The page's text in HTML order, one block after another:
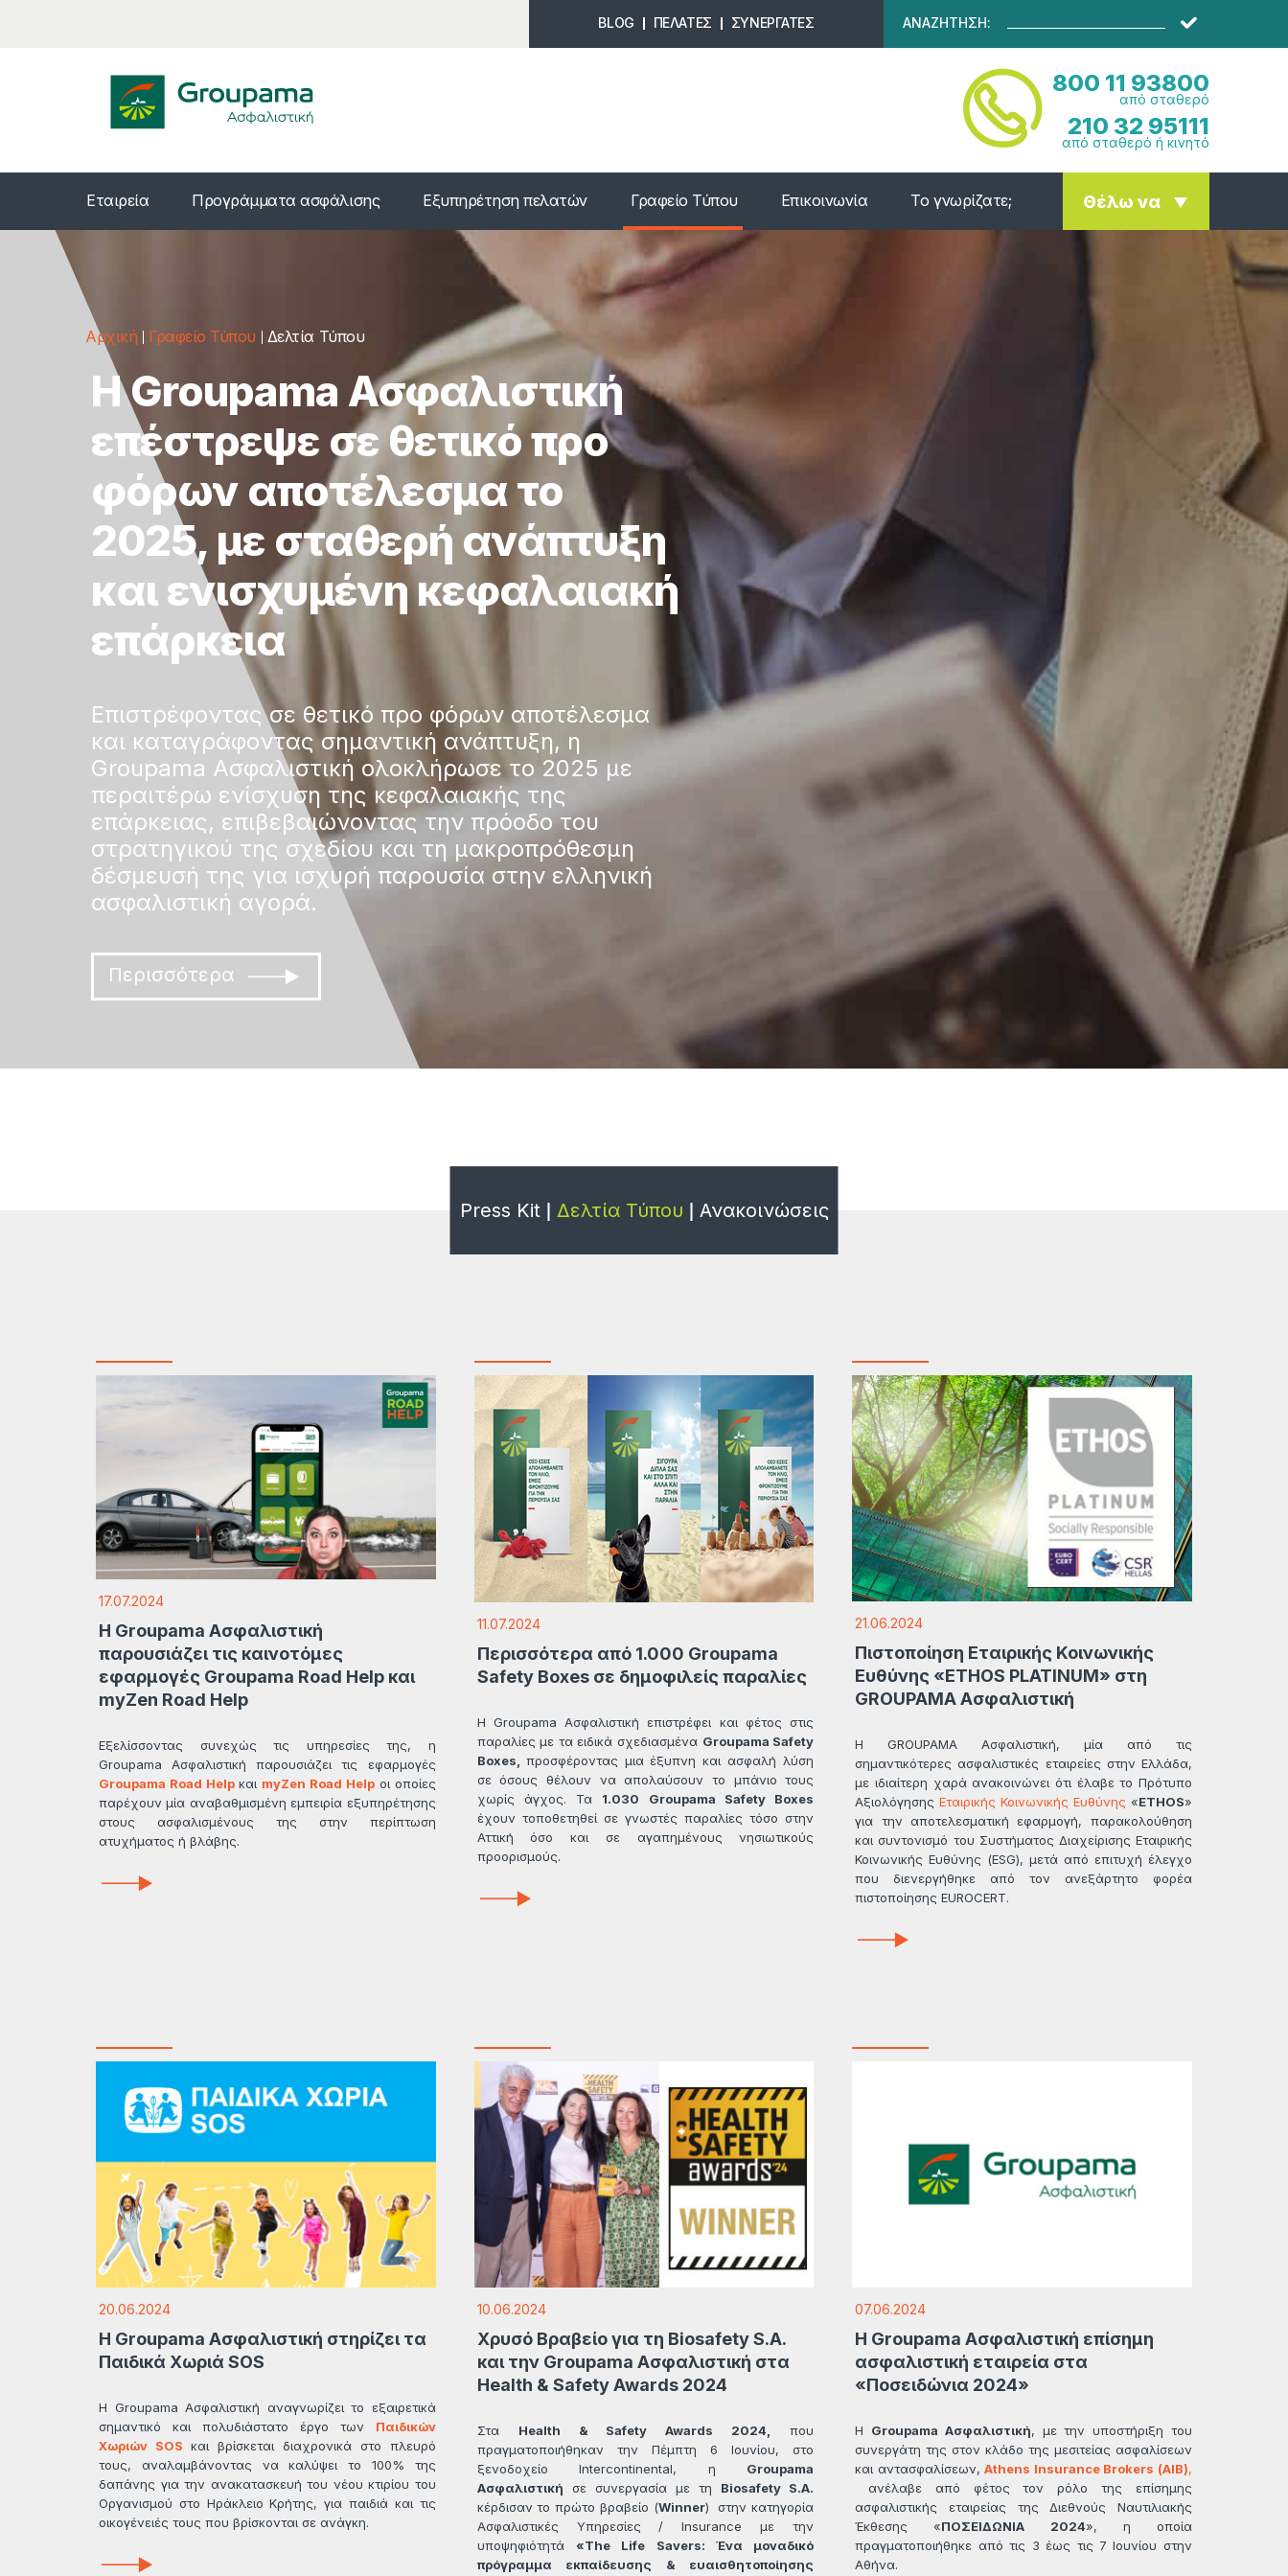
BLOG ΠΕΛΑΤΕΣ ΣΥΝΕΡΓΑΤΕΣ ΑΝΑΖΗΤΗΣΗ:
800 11 93800
από σταθερό
210 32 95111
από σταθερό ή κινητό
Εταιρεία Προγράμματα ασφάλισης Εξυπηρέτηση πελατών Γραφείο Τύπου Επικοινωνία Το γνωρίζατε; Θέλω να
Αρχική Γραφείο Τύπου Δελτία Τύπου
Η Groupama Ασφαλιστική
επέστρεψε σε θετικό προ
φόρων αποτέλεσμα το
2025, με σταθερή ανάπτυξη
και ενισχυμένη κεφαλαιακή
επάρκεια
Επιστρέφοντας σε θετικό προ φόρων αποτέλεσμα
και καταγράφοντας σημαντική ανάπτυξη, η
Groupama Ασφαλιστική ολοκλήρωσε το 2025 με
περαιτέρω ενίσχυση της κεφαλαιακής της
επάρκειας, επιβεβαιώνοντας την πρόοδο του
στρατηγικού της σχεδίου και τη μακροπρόθεσμη
δέσμευσή της για ισχυρή παρουσία στην ελληνική
ασφαλιστική αγορά.
Περισσότερα
Press Kit Δελτία Τύπου Ανακοινώσεις
17.07.2024
Η Groupama Ασφαλιστική
παρουσιάζει τις καινοτόμες
εφαρμογές Groupama Road Help και
myZen Road Help
Εξελίσσοντας συνεχώς τις υπηρεσίες της, η
Groupama Ασφαλιστική παρουσιάζει τις εφαρμογές
Groupama Road Helpκαι myZen Road Ηelpοι οποίες
παρέχουν μία αναβαθμισμένη εμπειρία εξυπηρέτησης
στους ασφαλισμένους της στην περίπτωση
ατυχήματος ή βλάβης.
11.07.2024
Περισσότερα από 1.000 Groupama
Safety Boxes σε δημοφιλείς παραλίες
H Groupama Ασφαλιστική επιστρέφει και φέτος στις
παραλίες με τα ειδικά σχεδιασμένα Groupama Safety
Boxes, προσφέροντας μια έξυπνη και ασφαλή λύση
σε όσους θέλουν να απολαύσουν το μπάνιο τους
χωρίς άγχος. Τα 1.030 Groupama Safety Boxes
έχουν τοποθετηθεί σε γνωστές παραλίες τόσο στην
Αττική όσο και σε αγαπημένους νησιωτικούς
προορισμούς.
21.06.2024
Πιστοποίηση Εταιρικής Κοινωνικής
Ευθύνης «ETHOS PLATINUM» στη
GROUPAMA Ασφαλιστική
Η GROUPAMA Ασφαλιστική, μία από τις
σημαντικότερες ασφαλιστικές εταιρείες στην Ελλάδα,
με ιδιαίτερη χαρά ανακοινώνει ότι έλαβε τo Πρότυπο
ΑξιολόγησηςΕταιρικής Κοινωνικής Ευθύνης «ETHOS»
για την αποτελεσματική εφαρμογή, παρακολούθηση
και συντονισμό του Συστήματος Διαχείρισης Εταιρικής
Κοινωνικής Ευθύνης (ESG), μετά από επιτυχή έλεγχο
που διενεργήθηκε από τον ανεξάρτητο φορέα
πιστοποίησης EUROCERT.
20.06.2024
Η Groupama Ασφαλιστική στηρίζει τα
Παιδικά Χωριά SOS
H Groupama Ασφαλιστική αναγνωρίζει το εξαιρετικά
σημαντικό και πολυδιάστατο έργο των Παιδικών
Χωριών SOS και βρίσκεται διαχρονικά στο πλευρό
τους, αναλαμβάνοντας να καλύψει το 100% της
δαπάνης για την ανακατασκευή του νέου κτιρίου του
Οργανισμού στο Ηράκλειο Κρήτης, για παιδιά και τις
οικογένειές τους που βρίσκονται σε ανάγκη.
10.06.2024
Χρυσό Βραβείο για τη Biosafety S.A.
και την Groupama Ασφαλιστική στα
Health & Safety Awards 2024
Στα Health & Safety Awards 2024,
που
πραγματοποιήθηκαν την Πέμπτη 6 Ιουνίου, στο
ξενοδοχείο Intercontinental, η Groupama
Ασφαλιστική σε συνεργασία με τη Biosafety S.A.
κέρδισαν το πρώτο βραβείο (Winner) στην κατηγορία
Ασφαλιστικές Υπηρεσίες / Insurance με την
υποψηφιότητά «TheLife Savers: Ένα μοναδικό
πρόγραμμα εκπαίδευσης & ευαισθητοποίησης
07.06.2024
Η Groupama Ασφαλιστική επίσημη
ασφαλιστική εταιρεία στα
«Ποσειδώνια 2024»
Η Groupama Ασφαλιστική, με την υποστήριξη του
συνεργάτη της στον κλάδο της μεσιτείας ασφαλίσεων
και αντασφαλίσεων,Athens Insurance Brokers (ΑΙΒ),
ανέλαβε από φέτος τον ρόλο της επίσημης
ασφαλιστικής εταιρείας της Διεθνούς Ναυτιλιακής
Έκθεσης «ΠΟΣΕΙΔΩΝΙΑ 2024», η οποία
πραγματοποιήθηκε από τις 3 έως τις 7 Ιουνίου στην
Αθήνα.